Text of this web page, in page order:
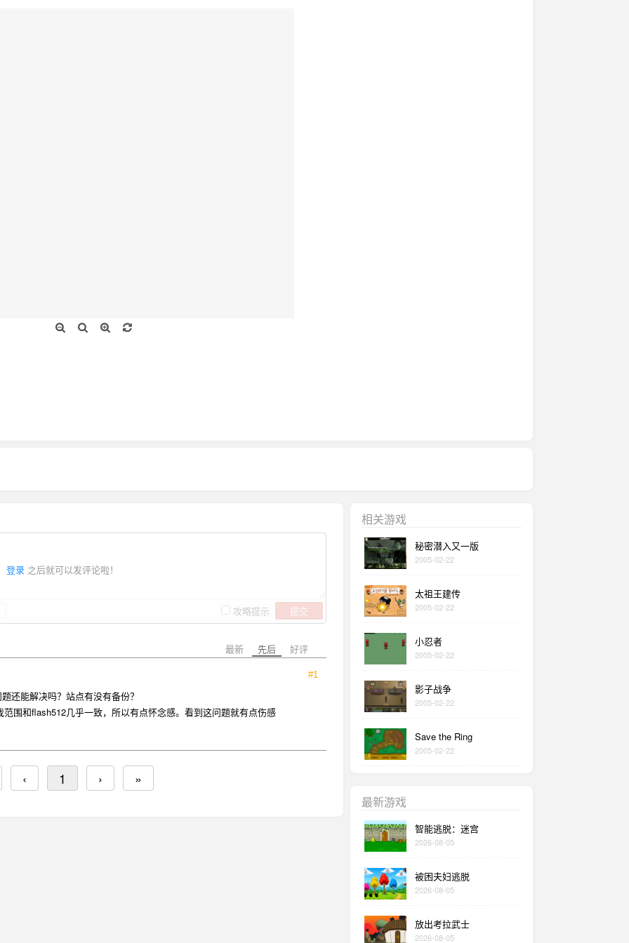
登录 之后就可以发评论啦！
攻略提示 提交
最新 先后 好评
#1
还能解决吗？站点有没有备份？
围和flash512几乎一致，所以有点怀念感。看到这问题就有点伤感
‹ 1 › »
相关游戏
秘密潜入又一版
2005-02-22
太祖王建传
2005-02-22
小忍者
2005-02-22
影子战争
2005-02-22
Save the Ring
2005-02-22
最新游戏
智能逃脱：迷宫
2026-08-05
被困夫妇逃脱
2026-08-05
放出考拉武士
2026-08-05